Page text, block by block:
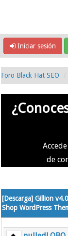
Iniciar sesión
Foro Black Hat SEO
de
[Descarga] Gillion
Shop WordPress